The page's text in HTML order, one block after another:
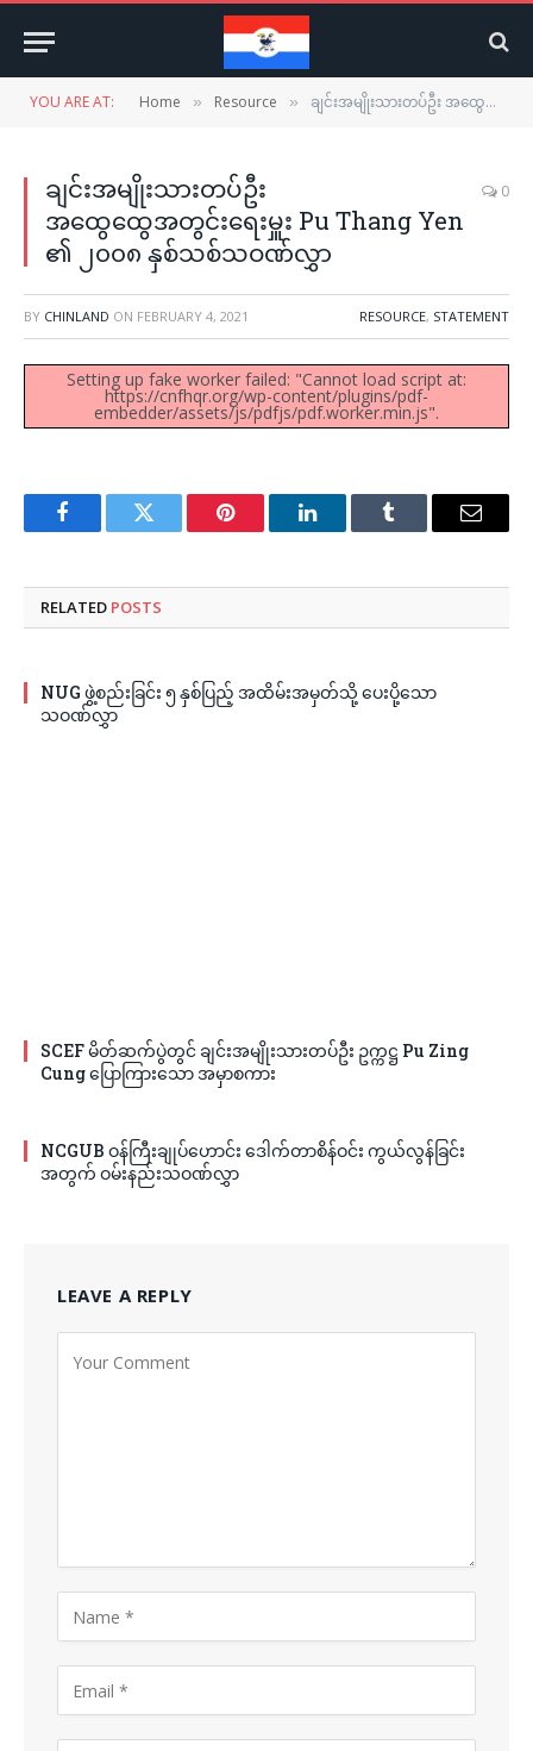
YOU ARE AT: Home » Resource » ချင်းအမျိုးသားတပ်ဦး အထွေထွေအတွင်းရေးမှူး Pu Thang Yen ၏ ၂၀၀၈ နှစ်သစ်သဝဏ်လွှာ
ချင်းအမျိုးသားတပ်ဦး
အထွေထွေအတွင်းရေးမှူး Pu Thang Yen
၏ ၂၀၀၈ နှစ်သစ်သဝဏ်လွှာ
0
BY CHINLAND ON FEBRUARY 4, 2021 RESOURCE, STATEMENT
Setting up fake worker failed: "Cannot load script at:
https://cnfhqr.org/wp-content/plugins/pdf-
embedder/assets/js/pdfjs/pdf.worker.min.js".
FacebookTwitter Pinterest LinkedInTumblr Email
RELATED POSTS
NUG ဖွဲ့စည်းခြင်း ၅ နှစ်ပြည့် အထိမ်းအမှတ်သို့ ပေးပို့သော
သဝဏ်လွှာ
SCEF မိတ်ဆက်ပွဲတွင် ချင်းအမျိုးသားတပ်ဦး ဥက္ကဋ္ဌ Pu Zing
Cung ပြောကြားသော အမှာစကား
NCGUB ဝန်ကြီးချုပ်ဟောင်း ဒေါက်တာစိန်ဝင်း ကွယ်လွန်ခြင်း
အတွက် ဝမ်းနည်းသဝဏ်လွှာ
LEAVE A REPLY